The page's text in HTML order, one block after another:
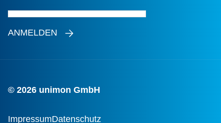
ANMELDEN
© 2026 unimon GmbH
ImpressumDatenschutz